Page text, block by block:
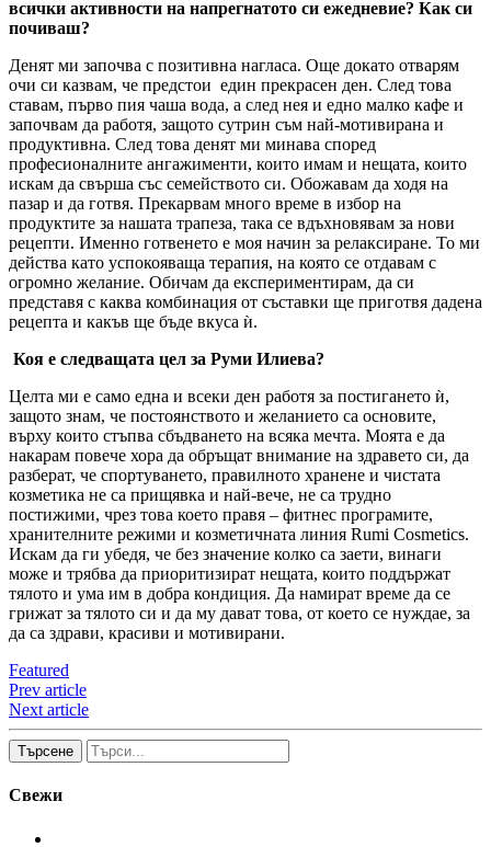
всички активности на напрегнатото си ежедневие? Как си
почиваш?
Денят ми започва с позитивна нагласа. Още докато отварям
очи си казвам, че предстои един прекрасен ден. След това
ставам, първо пия чаша вода, а след нея и едно малко кафе и
започвам да работя, защото сутрин съм най-мотивирана и
продуктивна. След това денят ми минава според
професионалните ангажименти, които имам и нещата, които
искам да свърша със семейството си. Обожавам да ходя на
пазар и да готвя. Прекарвам много време в избор на
продуктите за нашата трапеза, така се вдъхновявам за нови
рецепти. Именно готвенето е моя начин за релаксиране. То ми
действа като успокояваща терапия, на която се отдавам с
огромно желание. Обичам да експериментирам, да си
представя с каква комбинация от съставки ще приготвя дадена
рецепта и какъв ще бъде вкуса ѝ.
Коя е следващата цел за Руми Илиева?
Целта ми е само една и всеки ден работя за постигането ѝ,
защото знам, че постоянството и желанието са основите,
върху които стъпва сбъдването на всяка мечта. Моята е да
накарам повече хора да обръщат внимание на здравето си, да
разберат, че спортуването, правилното хранене и чистата
козметика не са прищявка и най-вече, не са трудно
постижими, чрез това което правя – фитнес програмите,
хранителните режими и козметичната линия Rumi Cosmetics.
Искам да ги убедя, че без значение колко са заети, винаги
може и трябва да приоритизират нещата, които поддържат
тялото и ума им в добра кондиция. Да намират време да се
грижат за тялото си и да му дават това, от което се нуждае, за
да са здрави, красиви и мотивирани.
Featured
Prev article
Next article
Търсене
Свежи